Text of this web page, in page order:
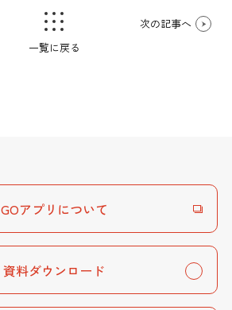
一覧に戻る
次の記事へ
GOアプリについて
資料ダウンロード